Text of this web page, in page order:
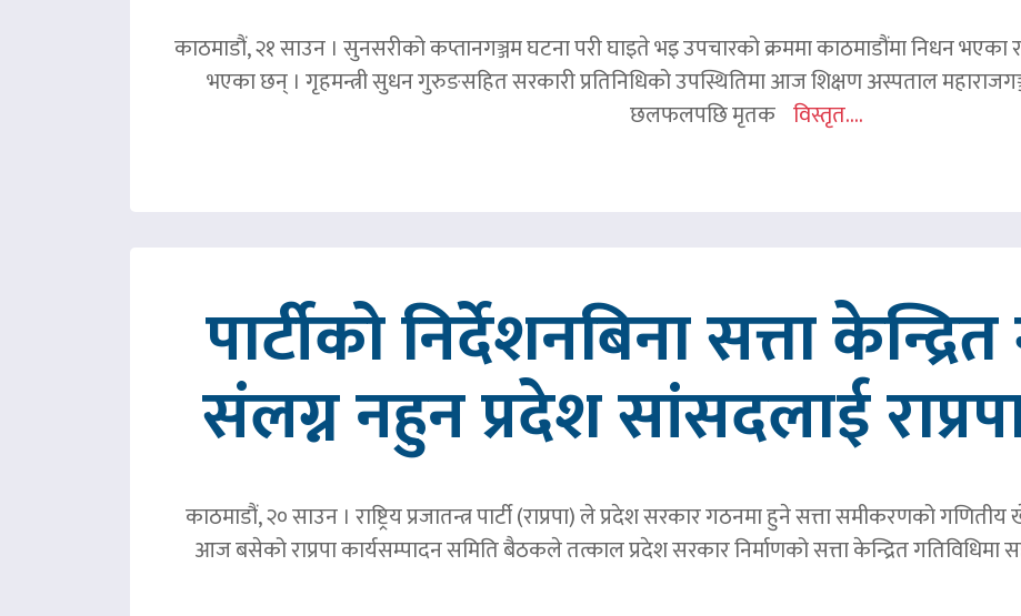
काठमाडौं, २१ साउन । सुनसरीको कप्तानगञ्जम घटना परी घाइते भइ उपचारको क्रममा काठमाडौंमा निधन भएका
भएका छन् । गृहमन्त्री सुधन गुरुङसहित सरकारी प्रतिनिधिको उपस्थितिमा आज शिक्षण अस्पताल
छलफलपछि मृतक विस्तृत....
पार्टीको निर्देशनबिना सत्ता
संलग्न नहुन प्रदेश सांसदलाई
काठमाडौं, २० साउन । राष्ट्रिय प्रजातन्त्र पार्टी (राप्रपा) ले प्रदेश सरकार गठनमा हुने सत्ता समीकरणको
आज बसेको राप्रपा कार्यसम्पादन समिति बैठकले तत्काल प्रदेश सरकार निर्माणको सत्ता केन्द्रित गतिविधिमा